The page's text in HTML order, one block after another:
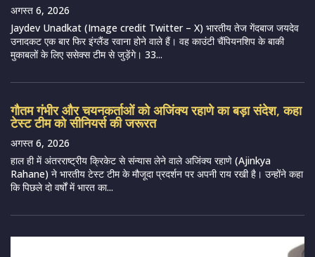
अगस्त 6, 2026
Jaydev Unadkat (Image credit Twitter – X) भारतीय तेज गेंदबाज जयदेव
उनादकट एक बार फिर इंग्लैंड रवाना होने वाले हैं। वह काउंटी चैंपियनशिप के बाकी
मुकाबलों के लिए ससेक्स टीम से जुड़ेंगे। 33...
गौतम गंभीर और चयनकर्ताओं को अजिंक्य रहाणे का बड़ा संदेश, कहा
टेस्ट टीम को सीनियर्स की जरूरत
अगस्त 6, 2026
हाल ही में अंतरराष्ट्रीय क्रिकेट से संन्यास लेने वाले अजिंक्य रहाणे (Ajinkya
Rahane) ने भारतीय टेस्ट टीम के मौजूदा प्रदर्शन पर अपनी राय रखी है। उन्होंने कहा
कि पिछले दो वर्षों में भारत का...